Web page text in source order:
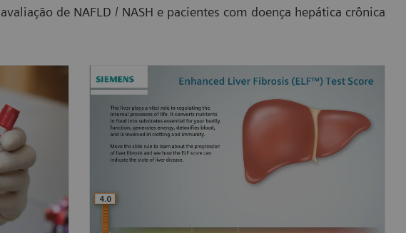
de NAFLD / NASH e pacientes com doença hepática crônica